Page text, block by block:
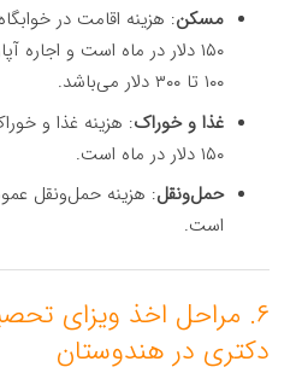
مسکن
۱۵۰ دلار در ماه است و
۱۰۰ تا ۳۰۰ دلار می‌باشد.
غذا و خوراک
۱۵۰ دلار در ماه است.
حمل‌ونقل
است.
۶. مراحل اخذ ویزای
دکتری در هندوستان